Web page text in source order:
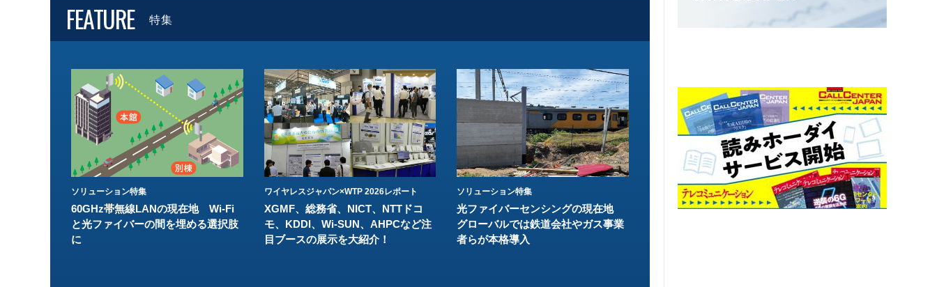
FEATURE 特集
ソリューション特集
60GHz帯無線LANの現在地 Wi-Fi
と光ファイバーの間を埋める選択肢
に
ワイヤレスジャパン×WTP 2026レポート
XGMF、総務省、NICT、NTTドコ
モ、KDDI、Wi-SUN、AHPCなど注
目ブースの展示を大紹介！
ソリューション特集
光ファイバーセンシングの現在地
グローバルでは鉄道会社やガス事業
者らが本格導入
ソリューション特集
イーサネットで作るGPUネットワー
ソリューション特集
6GHz帯Wi-Fiは「